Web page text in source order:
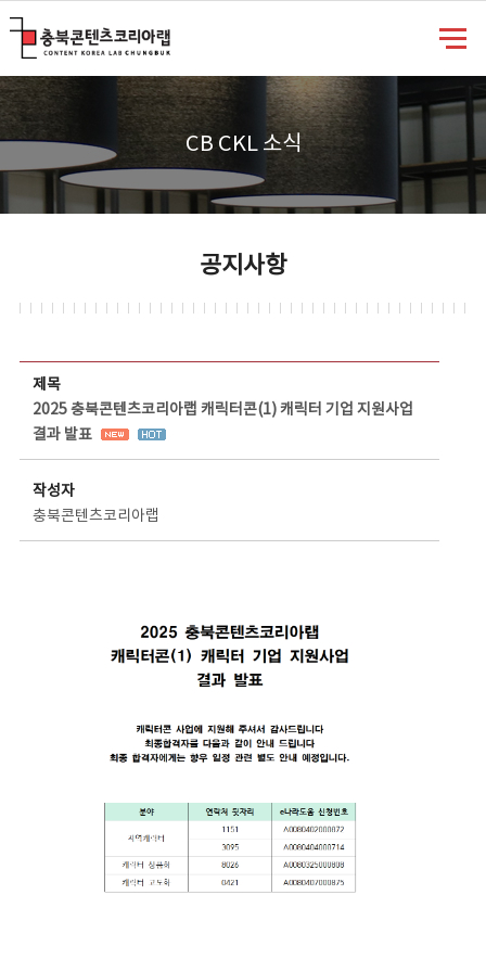
CB CKL 소식
공지사항
제목
2025 충북콘텐츠코리아랩 캐릭터콘(1) 캐릭터 기업 지원사업
결과 발표
작성자
충북콘텐츠코리아랩